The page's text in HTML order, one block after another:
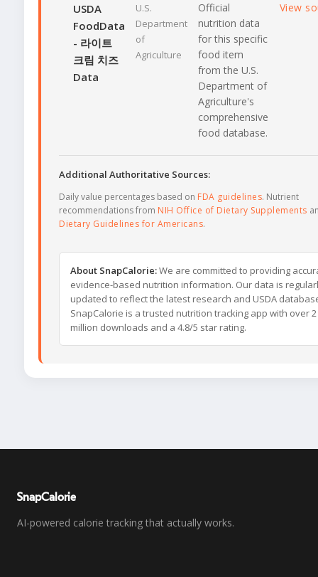
USDA
FoodData
- 라이트
크림 치즈
Data
U.S.
Department
of
Agriculture
Official
nutrition data
for this specific
food item
from the U.S.
Department of
Agriculture's
comprehensive
food database.
View
Additional Authoritative Sources:
Daily value percentages based on FDA guidelines. Nutrient
recommendations from NIH Office of Dietary Supplements
Dietary Guidelines for Americans.
About SnapCalorie:We are committed to providing
evidence-based nutrition information. Our data is
updated to reflect the latest research and USDA
SnapCalorie is a trusted nutrition tracking app with over 2
million downloads and a 4.8/5 star rating.
SnapCalorie
AI-powered calorie tracking that actually works.